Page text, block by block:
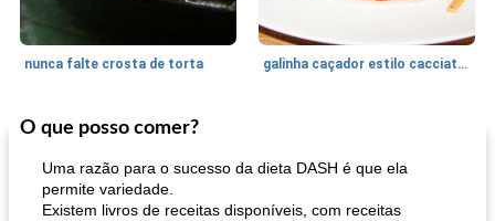
nunca falte crosta de torta galinha caçador estilo cacciatore
1470
Feriados e Eventos
O que posso comer?
Uma razão para o sucesso da dieta DASH é que ela
permite variedade.
Existem livros de receitas disponíveis, com receitas